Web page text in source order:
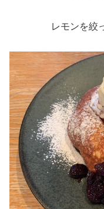
レモンを絞